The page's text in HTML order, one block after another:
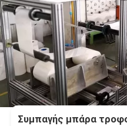
Συμπαγής μπάρα